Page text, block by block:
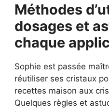
Méthodes
dosages et
chaque
Sophie est passée
réutiliser ses cristaux
recettes maison aux
Quelques règles et